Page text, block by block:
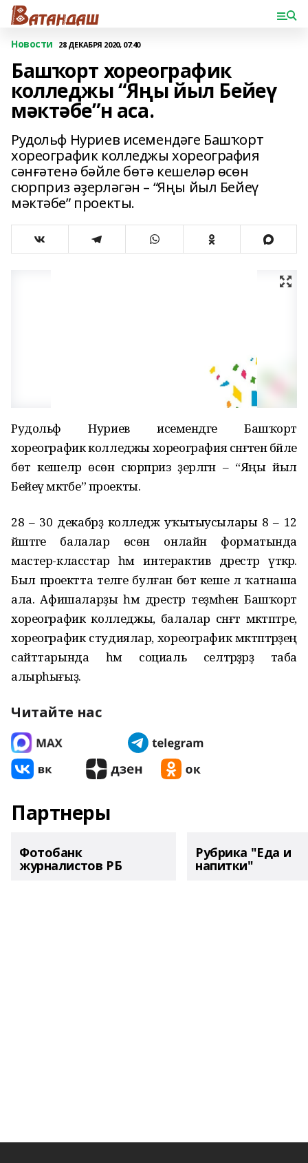
Новости 28 ДЕКАБРЯ 2020, 07:40
Башҡорт хореографик
колледжы “Яңы йыл Бейеү
мәктәбе”н аса.
Рудольф Нуриев исемендәге Башҡорт
хореографик колледжы хореография
сәнғәтенә бәйле бөтә кешеләр өсөн
сюрприз әҙерләгән – “Яңы йыл Бейеү
мәктәбе” проекты.
Рудольф Нуриев исемендәге Башҡорт
хореографик колледжы хореография сәнғәтенә бәйле
бөтә кешеләр өсөн сюрприз әҙерләгән – “Яңы йыл
Бейеү мәктәбе” проекты.
28 – 30 декабрҙә колледж уҡытыусылары 8 – 12
йәштәге балалар өсөн онлайн форматында
мастер-класстар һәм интерактив дәрестәр үткәрә.
Был проектта теләге булған бөтә кеше лә ҡатнаша
ала. Афишаларҙы һәм дәрестәр теҙмәһен Башҡорт
хореографик колледжы, балалар сәнғәт мәктәптәре,
хореографик студиялар, хореографик мәктәптәрҙең
сайттарында һәм социаль селтәрҙәрҙә таба
алырһығыҙ.
Читайте нас
Партнеры
Фотобанк
журналистов РБ
Рубрика "Еда и
напитки"